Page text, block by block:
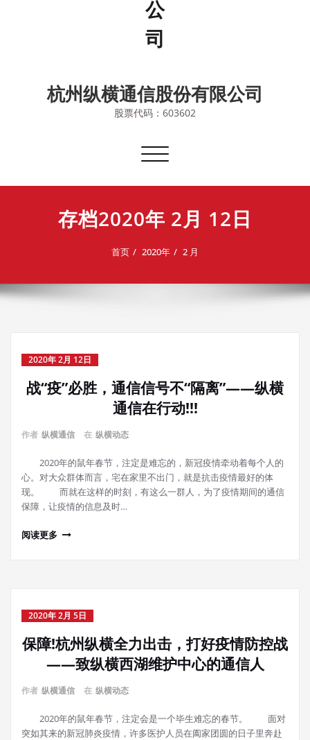
杭州纵横通信股份有限公司
股票代码：603602
切
导
存档2020年 2月 12日
首页 2020年 2 月
2020年 2月 12日
战“疫”必胜，通信信号不“隔离”——纵横
通信在行动!!!
作者 纵横通信 在 纵横动态
2020年的鼠年春节，注定是难忘的，新冠疫情牵动着每个人的
心。对大众群体而言，宅在家里不出门，就是抗击疫情最好的体
现。 而就在这样的时刻，有这么一群人，为了疫情期间的通信
保障，让疫情的信息及时…
阅读更多
2020年 2月 5日
保障!杭州纵横全力出击，打好疫情防控战
——致纵横西湖维护中心的通信人
作者 纵横通信 在 纵横动态
2020年的鼠年春节，注定会是一个毕生难忘的春节。 面对
突如其来的新冠肺炎疫情，许多医护人员在阖家团圆的日子里奔赴